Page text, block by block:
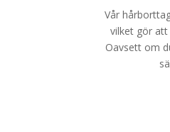
Vår
vilket gör att
Oavsett om